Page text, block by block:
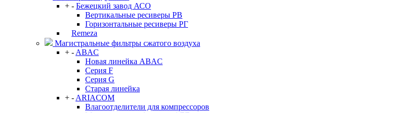
+ - Бежецкий завод АСО
Вертикальные ресиверы РВ
Горизонтальные ресиверы РГ
Remeza
Магистральные фильтры сжатого воздуха
+ - ABAC
Новая линейка ABAC
Серия F
Серия G
Старая линейка
+ - ARIACOM
Влагоотделители для компрессоров